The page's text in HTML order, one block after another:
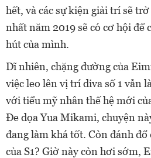
hết, và các sự kiện giải trí sẽ
nhất năm 2019 sẽ có cơ hội để
hút của mình.
Dĩ nhiên, chặng đường của
việc leo lên vị trí diva số 1 vẫn
với tiểu mỹ nhân thế hệ mới
Đe dọa Yua Mikami, chuyện
đang làm khá tốt. Còn đánh
của S1? Giờ này còn hơi sớm,